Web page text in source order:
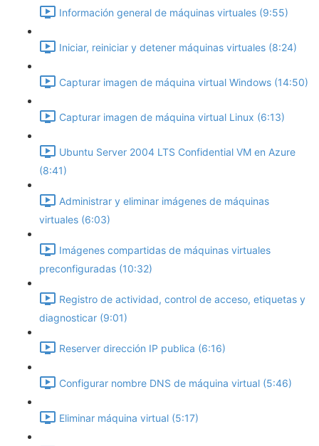
Información general de máquinas virtuales (9:55)
Iniciar, reiniciar y detener máquinas virtuales (8:24)
Capturar imagen de máquina virtual Windows (14:50)
Capturar imagen de máquina virtual Linux (6:13)
Ubuntu Server 2004 LTS Confidential VM en Azure
(8:41)
Administrar y eliminar imágenes de máquinas
virtuales (6:03)
Imágenes compartidas de máquinas virtuales
preconfiguradas (10:32)
Registro de actividad, control de acceso, etiquetas y
diagnosticar (9:01)
Reserver dirección IP publica (6:16)
Configurar nombre DNS de máquina virtual (5:46)
Eliminar máquina virtual (5:17)